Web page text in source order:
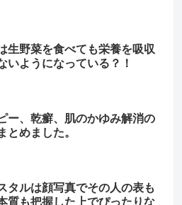
生野菜を食べても栄養を吸収
いようになっている？！
ー、乾癬、肌のかゆみ解消の
とめました。
タルは顔写真でその人の表も
質も把握した上でぴったりな